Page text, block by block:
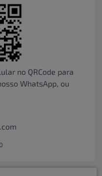
no QRCode para
WhatsApp, ou